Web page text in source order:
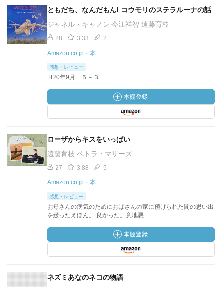
ともだち、なんだもん! コウモリのステラルーナの話
ジャネル・キャノン 今江祥智 遠藤育枝
28 3.33 2
Amazon.co.jp・本
感想・レビュー
Ｈ20年9月 ５－３
ローザからキスをいっぱい
遠藤育枝 ペトラ・マザーズ
27 3.88 5
Amazon.co.jp・本
感想・レビュー
お母さんの病気のためにおばさんの家に預けられた間の思い出
を綴ったえほん。 良かった。意地悪...
ネズミあなのネコの物語